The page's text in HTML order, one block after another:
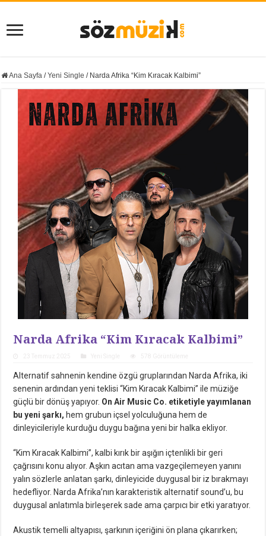
Ana Sayfa / Yeni Single / Narda Afrika “Kim Kıracak Kalbimi”
Narda Afrika “Kim Kıracak Kalbimi”
Alternatif sahnenin kendine özgü gruplarından Narda Afrika, iki
senenin ardından yeni teklisi “Kim Kıracak Kalbimi” ile müziğe
güçlü bir dönüş yapıyor. On Air Music Co. etiketiyle yayımlanan
bu yeni şarkı, hem grubun içsel yolculuğuna hem de
dinleyicileriyle kurduğu duygu bağına yeni bir halka ekliyor.
“Kim Kıracak Kalbimi”, kalbi kırık bir aşığın içtenlikli bir geri
çağrısını konu alıyor. Aşkın acıtan ama vazgeçilemeyen yanını
yalın sözlerle anlatan şarkı, dinleyicide duygusal bir iz bırakmayı
hedefliyor. Narda Afrika’nın karakteristik alternatif sound’u, bu
duygusal anlatımla birleşerek sade ama çarpıcı bir etki yaratıyor.
Akustik temelli altyapısı, şarkının içeriğini ön plana çıkarırken;